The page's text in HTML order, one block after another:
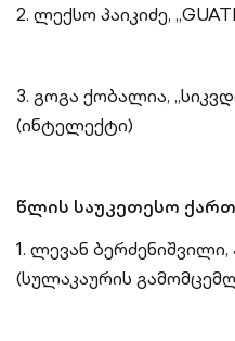
2. ლექსო პაიკიძე,
3. გოგა ქობალია,
(ინტელექტი)
წლის საუკეთესო
1. ლევან
(სულაკაურის